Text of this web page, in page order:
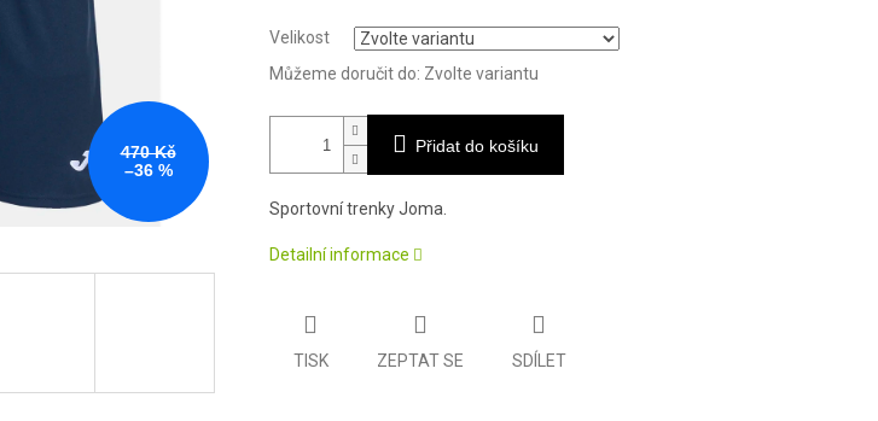
470 Kč
–36 %
Velikost
Můžeme doručit do: Zvolte variantu
Přidat do košíku
Sportovní trenky Joma.
Detailní informace
TISK ZEPTAT SE SDÍLET